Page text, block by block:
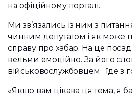
на офіційному порталі.
Ми зв’язались із ним з
чинним депутатом і як може
справу про хабар. На це
вельми емоційно. За його
військовослужбовцем і їде з
«Якщо вам цікава ця тема, я